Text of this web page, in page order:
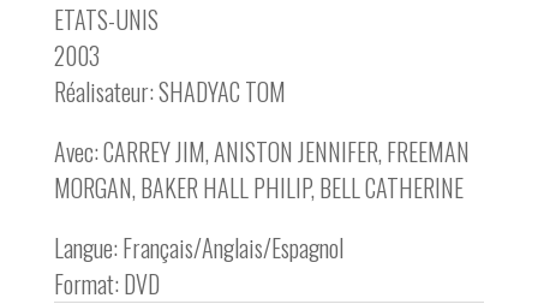
ETATS-UNIS
2003
Réalisateur: SHADYAC TOM
Avec: CARREY JIM, ANISTON JENNIFER, FREEMAN
MORGAN, BAKER HALL PHILIP, BELL CATHERINE
Langue: Français/Anglais/Espagnol
Format: DVD